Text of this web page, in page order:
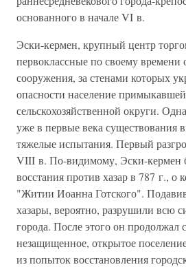
основанного в начале VI в.
Эски-кермен, крупный центр
первоклассные по своему времени
сооружения, за стенами которых
опасности население
сельскохозяйственной округи.
уже в первые века существования
тяжелые испытания. Первый
VIII в. По-видимому, Эски-кермен
восстания против хазар в 787 г., о
"Житии Иоанна Готского".
хазары, вероятно, разрушили всю
города. После этого он продолжал
незащищенное, открытое
из попыток восстановления